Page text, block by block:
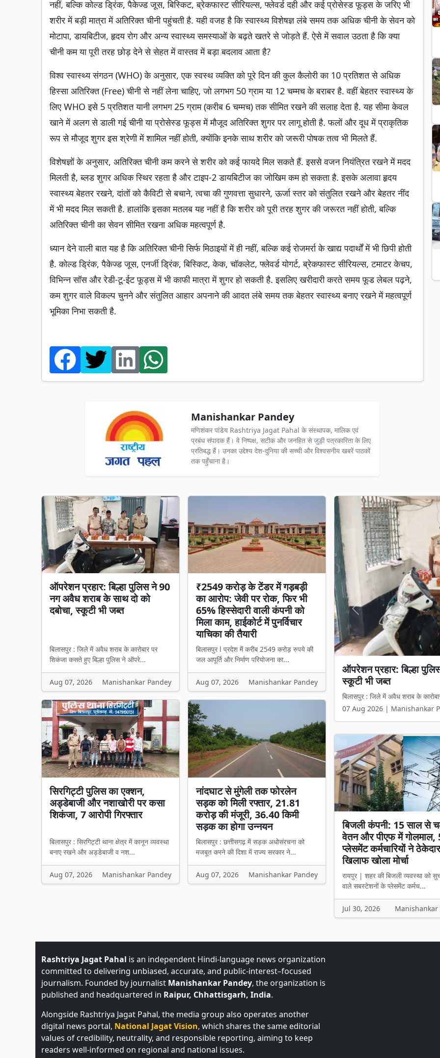
नहीं, बल्कि कोल्ड ड्रिंक, पैकेज्ड जूस, बिस्किट, ब्रेकफास्ट सीरियल्स, फ्लेवर्ड दही और कई प्रोसेस्ड फूड्स के जरिए भी
शरीर में बड़ी मात्रा में अतिरिक्त चीनी पहुंचती है. यही वजह है कि स्वास्थ्य विशेषज्ञ लंबे समय तक अधिक चीनी के सेवन को
मोटापा, डायबिटीज, हृदय रोग और अन्य स्वास्थ्य समस्याओं के बढ़ते खतरे से जोड़ते हैं. ऐसे में सवाल उठता है कि क्या
चीनी कम या पूरी तरह छोड़ देने से सेहत में वास्तव में बड़ा बदलाव आता है?
विश्व स्वास्थ्य संगठन (WHO) के अनुसार, एक स्वस्थ व्यक्ति को पूरे दिन की कुल कैलोरी का 10 प्रतिशत से अधिक
हिस्सा अतिरिक्त (Free) चीनी से नहीं लेना चाहिए, जो लगभग 50 ग्राम या 12 चम्मच के बराबर है. वहीं बेहतर स्वास्थ्य के
लिए WHO इसे 5 प्रतिशत यानी लगभग 25 ग्राम (करीब 6 चम्मच) तक सीमित रखने की सलाह देता है. यह सीमा केवल
खाने में अलग से डाली गई चीनी या प्रोसेस्ड फूड्स में मौजूद अतिरिक्त शुगर पर लागू होती है. फलों और दूध में प्राकृतिक
रूप से मौजूद शुगर इस श्रेणी में शामिल नहीं होती, क्योंकि इनके साथ शरीर को जरूरी पोषक तत्व भी मिलते हैं.
विशेषज्ञों के अनुसार, अतिरिक्त चीनी कम करने से शरीर को कई फायदे मिल सकते हैं. इससे वजन नियंत्रित रखने में मदद
मिलती है, ब्लड शुगर अधिक स्थिर रहता है और टाइप-2 डायबिटीज का जोखिम कम हो सकता है. इसके अलावा हृदय
स्वास्थ्य बेहतर रखने, दांतों को कैविटी से बचाने, त्वचा की गुणवत्ता सुधारने, ऊर्जा स्तर को संतुलित रखने और बेहतर नींद
में भी मदद मिल सकती है. हालांकि इसका मतलब यह नहीं है कि शरीर को पूरी तरह शुगर की जरूरत नहीं होती, बल्कि
अतिरिक्त चीनी का सेवन सीमित रखना अधिक महत्वपूर्ण है.
ध्यान देने वाली बात यह है कि अतिरिक्त चीनी सिर्फ मिठाइयों में ही नहीं, बल्कि कई रोजमर्रा के खाद्य पदार्थों में भी छिपी होती
है. कोल्ड ड्रिंक, पैकेज्ड जूस, एनर्जी ड्रिंक, बिस्किट, केक, चॉकलेट, फ्लेवर्ड योगर्ट, ब्रेकफास्ट सीरियल्स, टमाटर केचप,
विभिन्न सॉस और रेडी-टू-ईट फूड्स में भी काफी मात्रा में शुगर हो सकती है. इसलिए खरीदारी करते समय फूड लेबल पढ़ने,
कम शुगर वाले विकल्प चुनने और संतुलित आहार अपनाने की आदत लंबे समय तक बेहतर स्वास्थ्य बनाए रखने में महत्वपूर्ण
भूमिका निभा सकती है.
Manishankar Pandey
मणिशंकर पांडेय Rashtriya Jagat Pahal के संस्थापक, मालिक एवं
प्रबंध संपादक हैं। वे निष्पक्ष, सटीक और जनहित से जुड़ी पत्रकारिता के लिए
प्रतिबद्ध हैं। उनका उद्देश्य देश-दुनिया की सच्ची और विश्वसनीय खबरें पाठकों
तक पहुँचाना है।
ऑपरेशन प्रहार: बिल्हा पुलिस ने 90
नग अवैध शराब के साथ दो को
दबोचा, स्कूटी भी जब्त
बिलासपुर : जिले में अवैध शराब के कारोबार पर
शिकंजा कसते हुए बिल्हा पुलिस ने ऑपरे...
Aug 07, 2026 Manishankar Pandey
₹2549 करोड़ के टेंडर में गड़बड़ी
का आरोप: जेवी पर रोक, फिर भी
65% हिस्सेदारी वाली कंपनी को
मिला काम, हाईकोर्ट में पुनर्विचार
याचिका की तैयारी
बिलासपुर l प्रदेश में करीब 2549 करोड़ रुपये की
जल आपूर्ति और निर्माण परियोजना का...
Aug 07, 2026 Manishankar Pandey
सिरगिट्टी पुलिस का एक्शन,
अड्डेबाजी और नशाखोरी पर कसा
शिकंजा, 7 आरोपी गिरफ्तार
बिलासपुर : सिरगिट्टी थाना क्षेत्र में कानून व्यवस्था
बनाए रखने और अड्डेबाजी व नश...
Aug 07, 2026 Manishankar Pandey
नांदघाट से मुंगेली तक फोरलेन
सड़क को मिली रफ्तार, 21.81
करोड़ की मंजूरी, 36.40 किमी
सड़क का होगा उन्नयन
बिलासपुर : छत्तीसगढ़ में सड़क अधोसंरचना को
मजबूत करने की दिशा में राज्य सरकार ने...
Aug 07, 2026 Manishankar Pandey
₹2549 करोड़ के टेंडर में
हिस्सेदारी वाली कंपनी को
बिलासपुर l प्रदेश में करीब 2549 करोड़
07 Aug 2026 | Manishankar
Previous
बिजली कंपनी: 15 साल से
वेतन और पीएफ में गोलमाल,
प्लेसमेंट कर्मचारियों ने
खिलाफ खोला मोर्चा
रायपुर | शहर की बिजली व्यवस्था को
वाले सबस्टेशनों के प्लेसमेंट कर्मच...
Jul 30, 2026 Manishankar
Rashtriya Jagat Pahal is an independent Hindi-language news organization
committed to delivering unbiased, accurate, and public-interest–focused
journalism. Founded by journalist Manishankar Pandey, the organization is
published and headquartered in Raipur, Chhattisgarh, India.
Alongside Rashtriya Jagat Pahal, the media group also operates another
digital news portal, National Jagat Vision, which shares the same editorial
values of credibility, neutrality, and responsible reporting, aiming to keep
readers well-informed on regional and national issues.